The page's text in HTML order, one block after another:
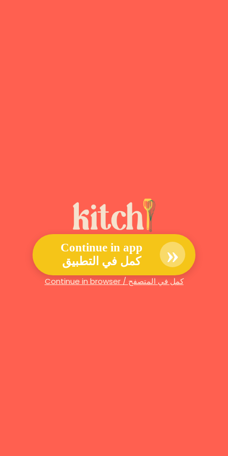
Continue in app
كمل في التطبيق
»
Continue in browser / كمل في المتصفح